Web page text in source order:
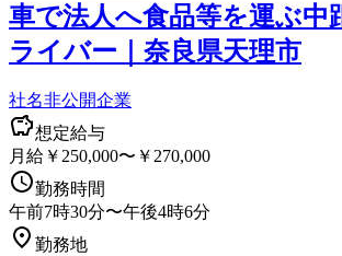
車で法人へ食品等を運ぶ中
ライバー｜奈良県天理市
社名非公開企業
想定給与
月給￥250,000〜￥270,000
勤務時間
午前7時30分〜午後4時6分
勤務地